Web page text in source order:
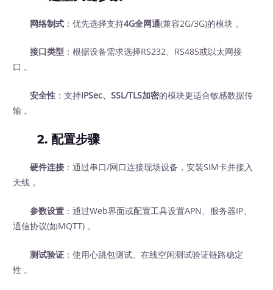
网络制式 ：优先选择支持4G全网通(兼容2G/3G)的模块 。
接口类型 ：根据设备需求选择RS232、RS485或以太网接
口 。
安全性 ：支持IPSec、SSL/TLS加密的模块更适合敏感数据传
输 。
2.配置步骤
硬件连接 ：通过串口/网口连接现场设备，安装SIM卡并接入
天线 。
参数设置 ：通过Web界面或配置工具设置APN、服务器IP、
通信协议(如MQTT) 。
测试验证 ：使用心跳包测试、在线空闲测试验证链路稳定
性 。